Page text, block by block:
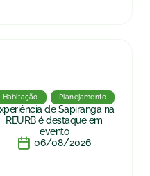
Habitação Planejamento
de Sapiranga na
REURB é destaque em
evento
06/08/2026